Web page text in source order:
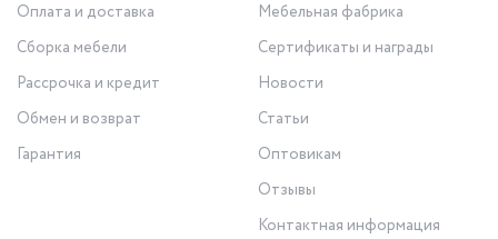
Оплата и доставка
Сборка мебели
Рассрочка и кредит
Обмен и возврат
Гарантия
Мебельная фабрика
Сертификаты и награды
Новости
Статьи
Оптовикам
Отзывы
Контактная информация